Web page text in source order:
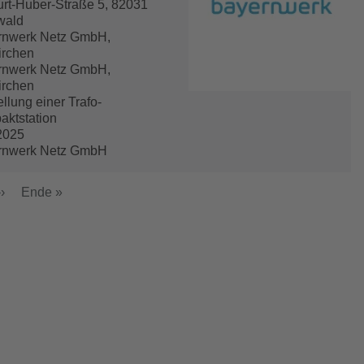
Huber-Straße 5, 82031
Netz GmbH,
Netz GmbH,
einer Trafo-
Netz GmbH
Letzte
Ende »